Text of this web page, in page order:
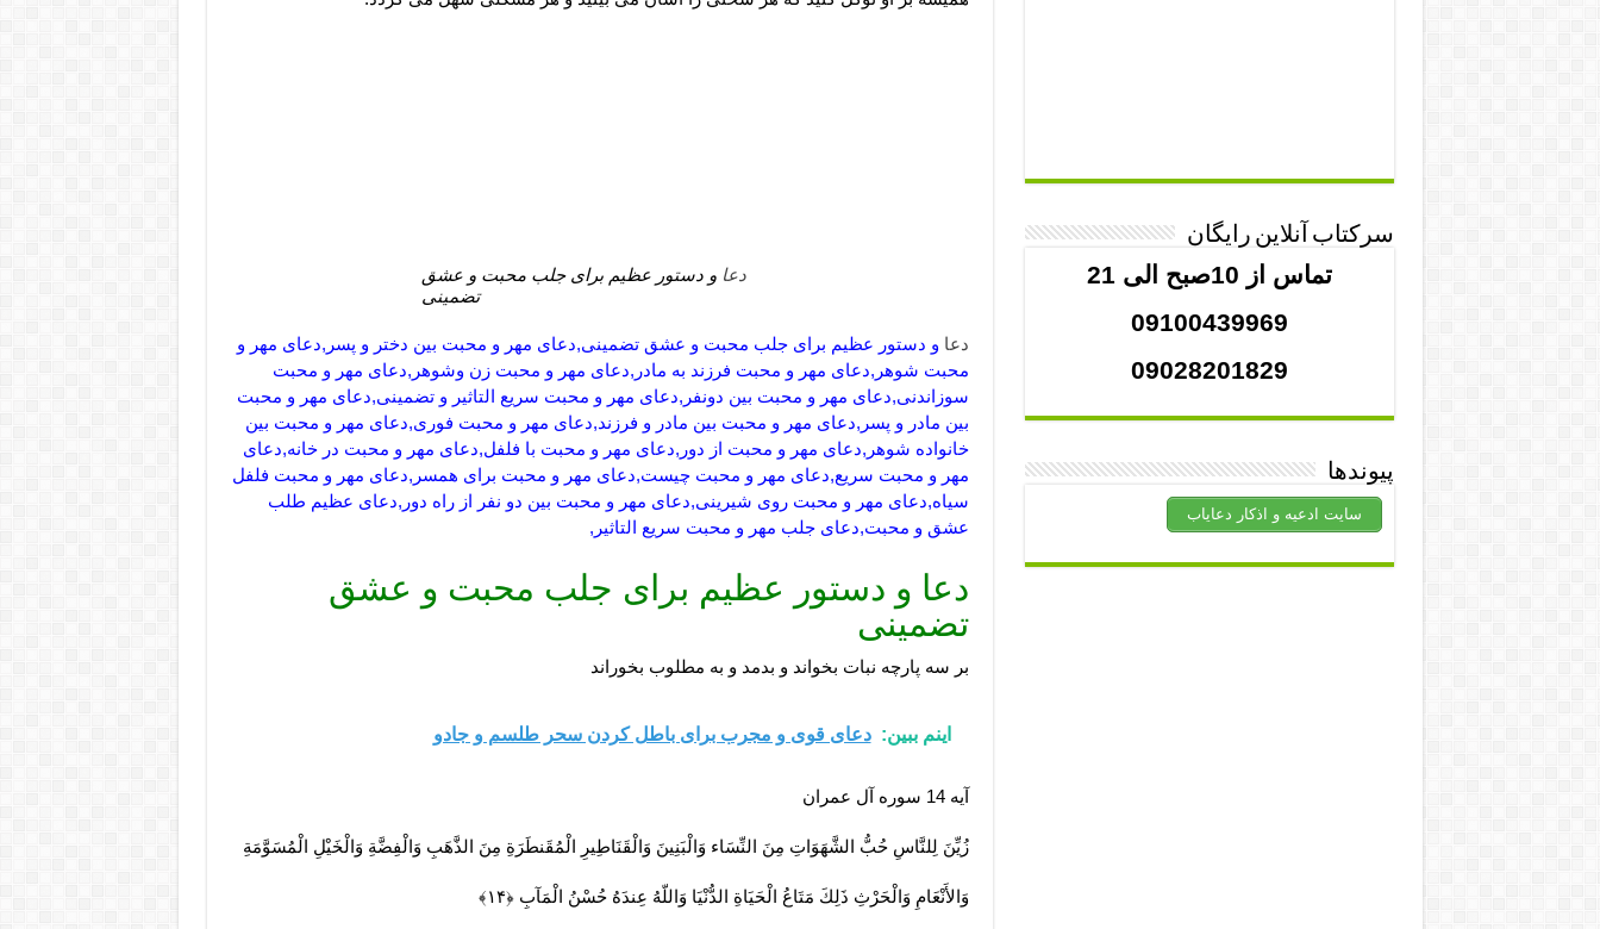
دعا و دستور عظیم برای جلب محبت و عشق
تضمینی
دعا و دستور عظیم برای جلب محبت و عشق تضمینی,دعای مهر و محبت بین دختر و پسر,دعای مهر و
محبت شوهر,دعای مهر و محبت فرزند به مادر,دعای مهر و محبت زن وشوهر,دعای مهر و محبت
سوزاندنی,دعای مهر و محبت بین دونفر,دعای مهر و محبت سریع التاثیر و تضمینی,دعای مهر و محبت
بین مادر و پسر,دعای مهر و محبت بین مادر و فرزند,دعای مهر و محبت فوری,دعای مهر و محبت بین
خانواده شوهر,دعای مهر و محبت از دور,دعای مهر و محبت با فلفل,دعای مهر و محبت در خانه,دعای
مهر و محبت سریع,دعای مهر و محبت چیست,دعای مهر و محبت برای همسر,دعای مهر و محبت فلفل
سیاه,دعای مهر و محبت روی شیرینی,دعای مهر و محبت بین دو نفر از راه دور,دعای عظیم طلب
عشق و محبت,دعای جلب مهر و محبت سریع التاثیر,
دعا و دستور عظیم برای جلب محبت و عشق
تضمینی
بر سه پارچه نبات بخواند و بدمد و به مطلوب بخوراند
اینم ببین: دعای قوی و مجرب برای باطل کردن سحر طلسم و جادو
آیه 14 سوره آل عمران
زُيِّنَ لِلنَّاسِ حُبُّ الشَّهَوَاتِ مِنَ النِّسَاء وَالْبَنِينَ وَالْقَنَاطِيرِ الْمُقَنطَرَةِ مِنَ الذَّهَبِ وَالْفِضَّةِ وَالْخَيْلِ الْمُسَوَّمَةِ
وَالأَنْعَامِ وَالْحَرْثِ ذَلِكَ مَتَاعُ الْحَيَاةِ الدُّنْيَا وَاللّهُ عِندَهُ حُسْنُ الْمَآبِ ﴿۱۴﴾
سرکتاب آنلاین رایگان
تماس از 10صبح الی 21
09100439969
09028201829
پیوندها
سایت ادعیه و اذکار دعایاب